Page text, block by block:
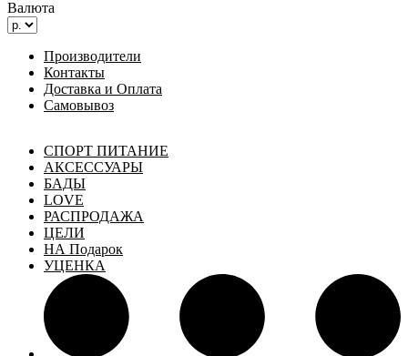
Валюта
Производители
Контакты
Доставка и Оплата
Самовывоз
СПОРТ ПИТАНИЕ
АКСЕССУАРЫ
БАДЫ
LOVE
РАСПРОДАЖА
ЦЕЛИ
НА Подарок
УЦЕНКА